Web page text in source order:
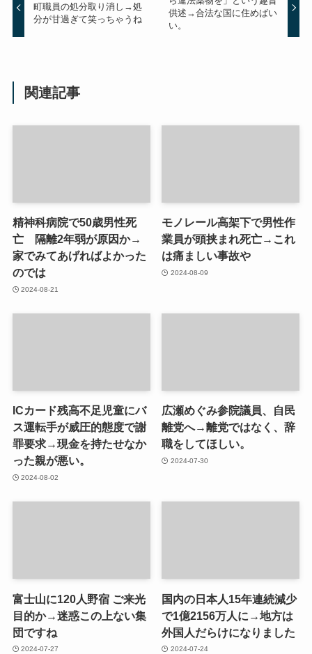
町職員の処分取り消し→処
分が甘過ぎて笑っちゃうね
供述→合法な国に住めばい
い。
関連記事
精神科病院で50歳男性死
亡 隔離2年弱が原因か→
家でみてあげればよかった
のでは
2024-08-21
モノレール高架下で男性作
業員が頭挟まれ死亡→これ
は痛ましい事故や
2024-08-09
ICカード残高不足児童にバ
ス運転手が威圧的態度で謝
罪要求→現金を持たせなか
った親が悪い。
2024-08-02
広瀬めぐみ参院議員、自民
離党へ→離党ではなく、辞
職をしてほしい。
2024-07-30
富士山に120人野宿 ご来光
目的か→迷惑この上ない集
団ですね
2024-07-27
国内の日本人15年連続減少
で1億2156万人に→地方は
外国人だらけになりました
2024-07-24